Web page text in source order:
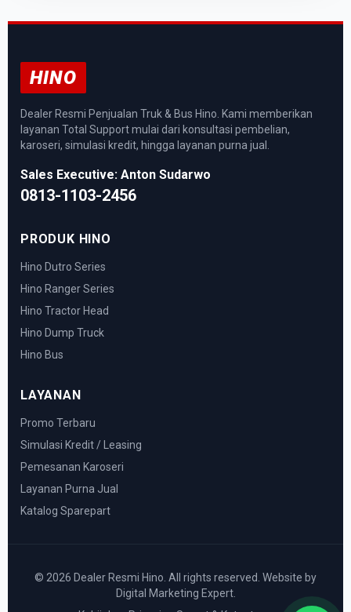
HINO
Dealer Resmi Penjualan Truk & Bus Hino. Kami memberikan
layanan Total Support mulai dari konsultasi pembelian,
karoseri, simulasi kredit, hingga layanan purna jual.
Sales Executive: Anton Sudarwo
0813-1103-2456
PRODUK HINO
Hino Dutro Series
Hino Ranger Series
Hino Tractor Head
Hino Dump Truck
Hino Bus
LAYANAN
Promo Terbaru
Simulasi Kredit / Leasing
Pemesanan Karoseri
Layanan Purna Jual
Katalog Sparepart
© 2026 Dealer Resmi Hino. All rights reserved. Website by
Digital Marketing Expert.